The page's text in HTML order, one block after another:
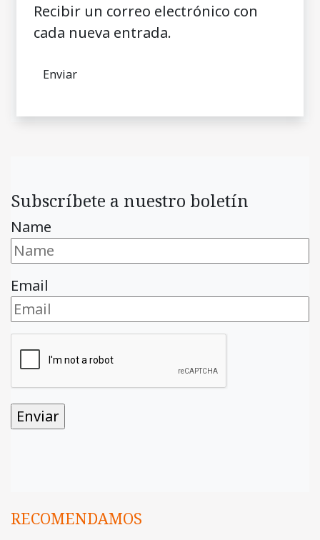
Recibir un correo electrónico con
cada nueva entrada.
Subscríbete a nuestro boletín
Name
Email
RECOMENDAMOS